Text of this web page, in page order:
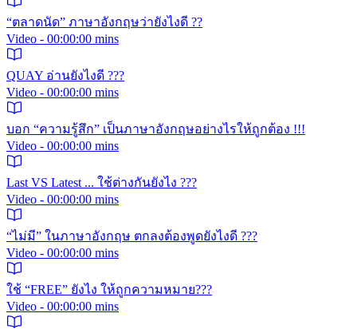
“ตลาดนัด” ภาษาอังกฤษว่ายังไงดี ??
Video - 00:00:00 mins
QUAY อ่านยังไงดี ???
Video - 00:00:00 mins
บอก “ความรู้สึก” เป็นภาษาอังกฤษอย่างไรให้ถูกต้อง !!!
Video - 00:00:00 mins
Last VS Latest ... ใช้ต่างกันยังไง ???
Video - 00:00:00 mins
“ไม่มี” ในภาษาอังกฤษ ตกลงต้องพูดยังไงดี ???
Video - 00:00:00 mins
ใช้ “FREE” ยังไง ให้ถูกความหมาย???
Video - 00:00:00 mins